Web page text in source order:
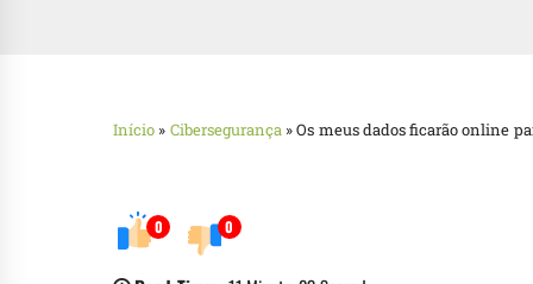
Início » Cibersegurança»Os meus dados ficarão online
0 0